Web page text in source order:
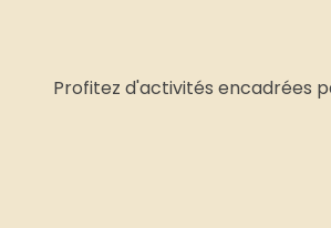
Profitez d'activités encadrées